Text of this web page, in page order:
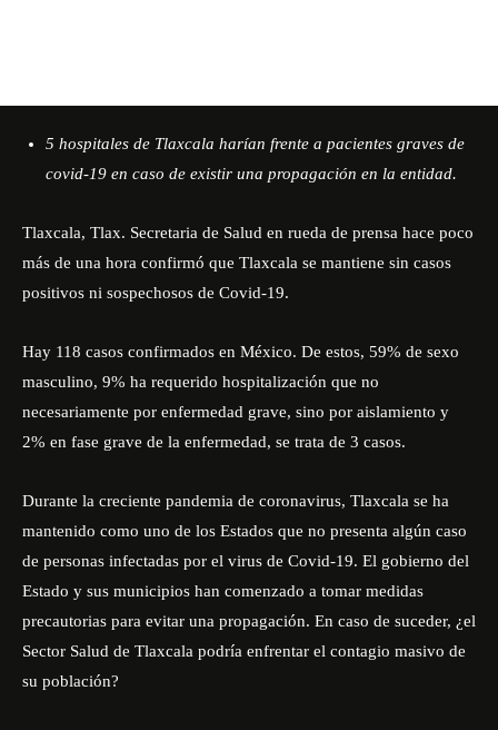
5 hospitales de Tlaxcala harían frente a pacientes graves de
covid-19 en caso de existir una propagación en la entidad.
Tlaxcala, Tlax. Secretaria de Salud en rueda de prensa hace poco
más de una hora confirmó que Tlaxcala se mantiene sin casos
positivos ni sospechosos de Covid-19.
Hay 118 casos confirmados en México. De estos, 59% de sexo
masculino, 9% ha requerido hospitalización que no
necesariamente por enfermedad grave, sino por aislamiento y
2% en fase grave de la enfermedad, se trata de 3 casos.
Durante la creciente pandemia de coronavirus, Tlaxcala se ha
mantenido como uno de los Estados que no presenta algún caso
de personas infectadas por el virus de Covid-19. El gobierno del
Estado y sus municipios han comenzado a tomar medidas
precautorias para evitar una propagación. En caso de suceder, ¿el
Sector Salud de Tlaxcala podría enfrentar el contagio masivo de
su población?